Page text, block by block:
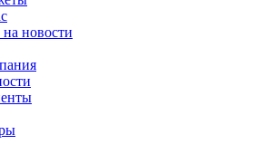
новости